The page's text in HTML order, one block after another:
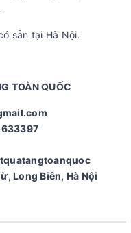
sẵn tại Hà Nội.
TOÀN QUỐC
Long Biên, Hà Nội